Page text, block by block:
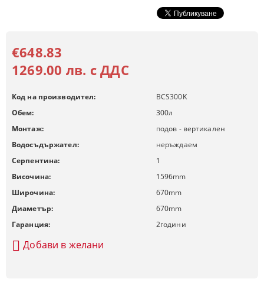
€648.83
1269.00 лв. с ДДС
Код на производител:
BCS300K
Обем:
300л
Монтаж:
подов - вертикален
Водосъдържател:
неръждаем
Серпентина:
1
Височина:
1596mm
Широчина:
670mm
Диаметър:
670mm
Гаранция:
2години
Добави в желани